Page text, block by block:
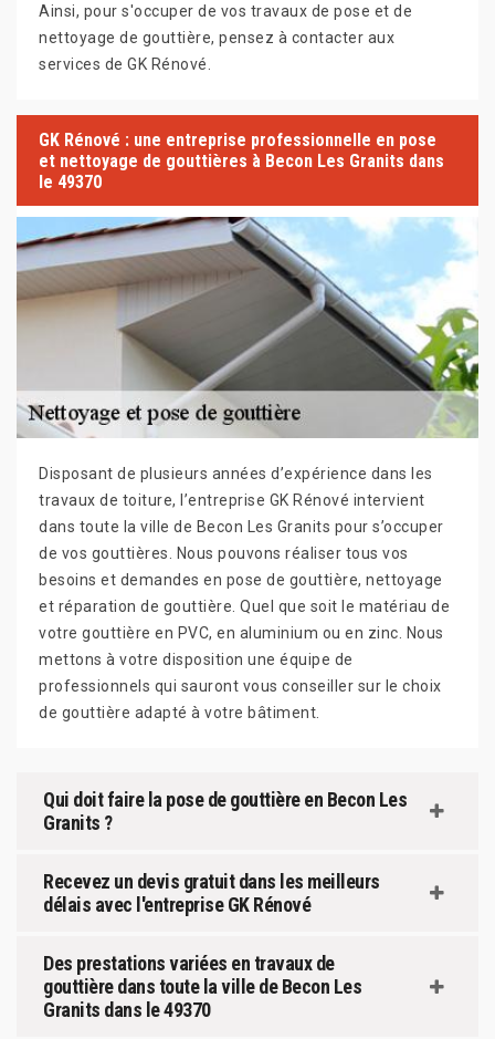
Ainsi, pour s'occuper de vos travaux de pose et de
nettoyage de gouttière, pensez à contacter aux
services de GK Rénové.
GK Rénové : une entreprise professionnelle en pose
et nettoyage de gouttières à Becon Les Granits dans
le 49370
Disposant de plusieurs années d’expérience dans les
travaux de toiture, l’entreprise GK Rénové intervient
dans toute la ville de Becon Les Granits pour s’occuper
de vos gouttières. Nous pouvons réaliser tous vos
besoins et demandes en pose de gouttière, nettoyage
et réparation de gouttière. Quel que soit le matériau de
votre gouttière en PVC, en aluminium ou en zinc. Nous
mettons à votre disposition une équipe de
professionnels qui sauront vous conseiller sur le choix
de gouttière adapté à votre bâtiment.
Qui doit faire la pose de gouttière en Becon Les
Granits ?
Recevez un devis gratuit dans les meilleurs
délais avec l'entreprise GK Rénové
Des prestations variées en travaux de
gouttière dans toute la ville de Becon Les
Granits dans le 49370